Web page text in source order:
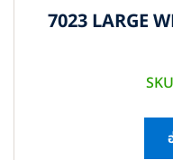
7023 LARGE